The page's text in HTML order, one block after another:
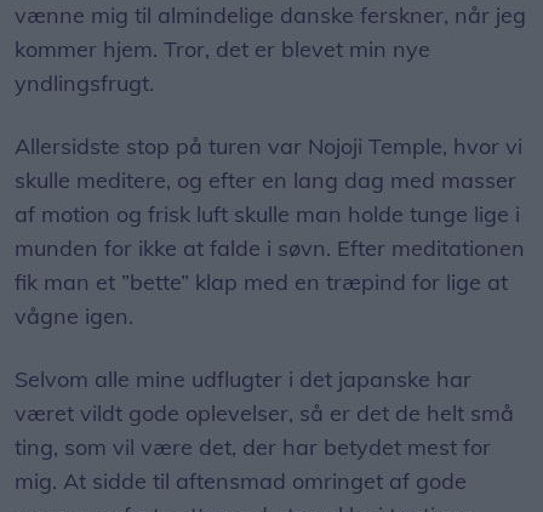
vænne mig til almindelige danske ferskner, når jeg
kommer hjem. Tror, det er blevet min nye
yndlingsfrugt.
Allersidste stop på turen var Nojoji Temple, hvor vi
skulle meditere, og efter en lang dag med masser
af motion og frisk luft skulle man holde tunge lige i
munden for ikke at falde i søvn. Efter meditationen
fik man et ”bette” klap med en træpind for lige at
vågne igen.
Selvom alle mine udflugter i det japanske har
været vildt gode oplevelser, så er det de helt små
ting, som vil være det, der har betydet mest for
mig. At sidde til aftensmad omringet af gode